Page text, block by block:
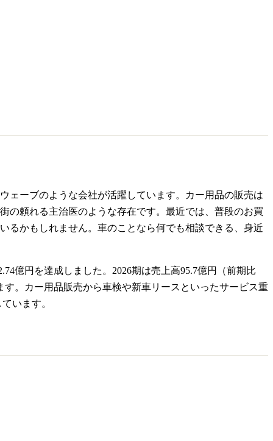
ェーブのような会社が活躍しています。カー用品の販売は
の頼れる主治医のような存在です。最近では、普段のお買
るかもしれません。車のことなら何でも相談できる、身近
億円を達成しました。2026期は売上高95.7億円（前期比
。カー用品販売から車検や新車リースといったサービス重
います。